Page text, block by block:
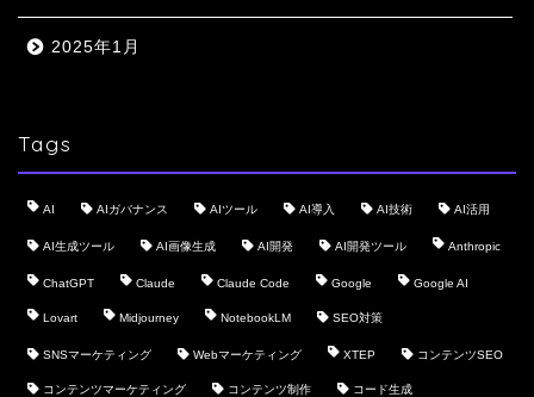
2025年1月
Tags
AI AIガバナンス AIツール AI導入 AI技術 AI活用
AI生成ツール AI画像生成 AI開発 AI開発ツール Anthropic
ChatGPT Claude Claude Code Google Google AI
Lovart Midjourney NotebookLM SEO対策
SNSマーケティング Webマーケティング XTEP コンテンツSEO
コンテンツマーケティング コンテンツ制作 コード生成